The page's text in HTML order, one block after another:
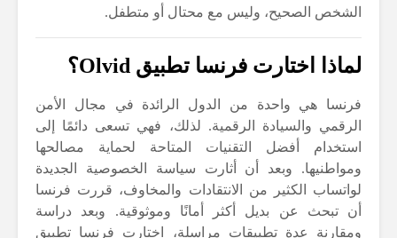
الشخص الصحيح، وليس مع محتال أو متطفل.
لماذا اختارت فرنسا تطبيق Olvid؟
فرنسا هي واحدة من الدول الرائدة في مجال الأمن
الرقمي والسيادة الرقمية. لذلك، فهي تسعى دائمًا إلى
استخدام أفضل التقنيات المتاحة لحماية مصالحها
ومواطنيها. وبعد أن أثارت سياسة الخصوصية الجديدة
لواتساب الكثير من الانتقادات والمخاوف، قررت فرنسا
أن تبحث عن بديل أكثر أمانًا وموثوقية. وبعد دراسة
ومقارنة عدة تطبيقات مراسلة، اختارت فرنسا تطبيق